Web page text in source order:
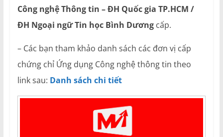
Công nghệ Thông tin – ĐH Quốc gia TP.HCM /
ĐH Ngoại ngữ Tin học Bình Dương cấp.
– Các bạn tham khảo danh sách các đơn vị cấp
chứng chỉ Ứng dụng Công nghệ thông tin theo
link sau: Danh sách chi tiết